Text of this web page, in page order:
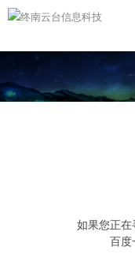
如果您正在
百度